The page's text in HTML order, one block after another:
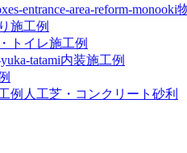
施工例
トイレ施工例
内装施工例
人工芝・コンクリート砂利